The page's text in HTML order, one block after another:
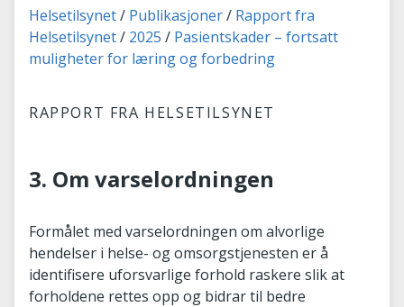
Du er her:
Helsetilsynet Publikasjoner
Rapport fra
Helsetilsynet
2025
Pasientskader – fortsatt
muligheter for læring og forbedring
RAPPORT FRA HELSETILSYNET
3. Om varselordningen
Formålet med varselordningen om alvorlige
hendelser i helse- og omsorgstjenesten er å
identifisere uforsvarlige forhold raskere slik at
forholdene rettes opp og bidrar til bedre